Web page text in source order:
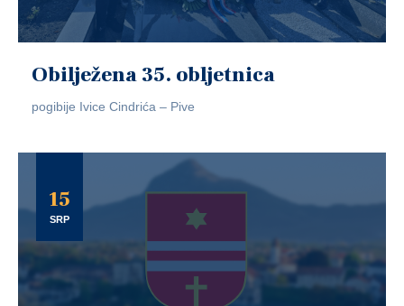
Obilježena 35. obljetnica
pogibije Ivice Cindrića – Pive
15
SRP